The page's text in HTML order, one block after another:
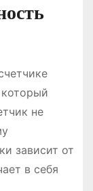
не
зависит от
в себя